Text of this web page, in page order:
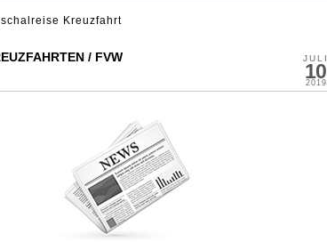
Kreuzfahrt
JULI
10
2019
/ FVW